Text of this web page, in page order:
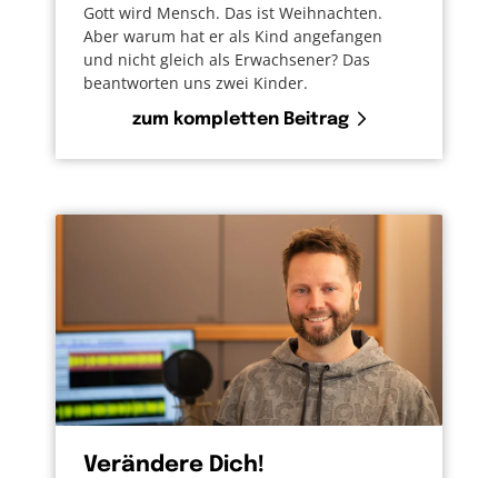
Gott wird Mensch. Das ist Weihnachten.
Aber warum hat er als Kind angefangen
und nicht gleich als Erwachsener? Das
beantworten uns zwei Kinder.
zum kompletten Beitrag
Verändere Dich!